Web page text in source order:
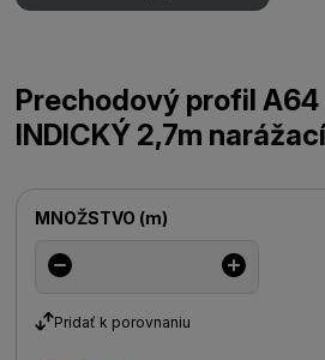
Prechodový profil A64
INDICKÝ 2,7m
MNOŽSTVO (m)
Pridať k porovnaniu